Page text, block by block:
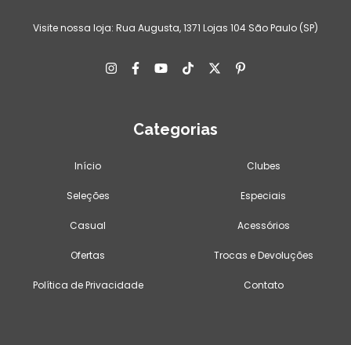
Visite nossa loja: Rua Augusta, 1371 Lojas 104 São Paulo (SP)
Categorias
Início Clubes
Seleções Especiais
Casual Acessórios
Ofertas Trocas e Devoluções
Política de Privacidade Contato